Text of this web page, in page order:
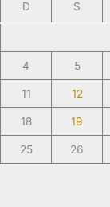
D S
4 5
11 12
18 19
25 26